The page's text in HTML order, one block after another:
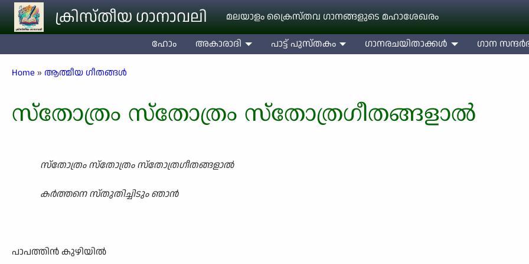
Skip to main contentക്രിസ്തീയ ഗാനാവലി മലയാളം ക്രൈസ്തവ ഗാനങ്ങളുടെ മഹാശേഖരം
ഹോം അകാരാദി പാട്ട് പുസ്തകം ഗാനരചയിതാക്കള്‍ ഗാന
Breadcrumb
Home ആത്മീയ ഗീതങ്ങൾ
സ്തോത്രം സ്തോത്രം സ്തോത്രഗീതങ്ങളാൽ
സ്തോത്രം സ്തോത്രം സ്തോത്രഗീതങ്ങളാൽ
കർത്തനെ സ്തുതിച്ചിടും ഞാൻ
പാപത്തിൻ കുഴിയിൽ